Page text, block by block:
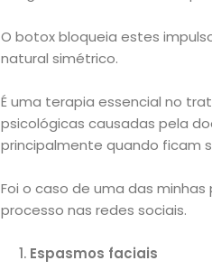
Início
Academia
Beleza
Bora
lá!
O botox bloqueia estes
natural simétrico.
É uma terapia essencial no
psicológicas causadas pela
principalmente quando ficam
Foi o caso de uma das
processo nas redes sociais.
Espasmos faciais